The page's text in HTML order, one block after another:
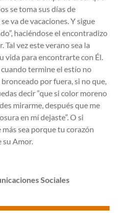
se toma sus días de
va de vacaciones. Y sigue
haciéndose el encontradizo
vez este verano sea la
vida para encontrarte con Él.
termine el estío no
por fuera, si no que,
decir “que si color moreno
mirarme, después que me
en mí dejaste”. O si
sea porque tu corazón
su Amor.
Sociales